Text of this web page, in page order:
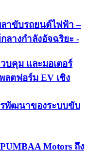
าขับรถยนต์ไฟฟ้า –
ลางกำลังอัจฉริยะ -
บคุม และมอเตอร์
ลตฟอร์ม EV เชิง
พัฒนาของระบบขับ
Motors ถึง